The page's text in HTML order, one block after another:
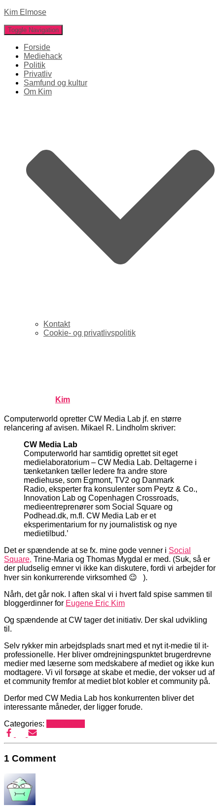
Kim Elmose
Toggle Navigation
Forside
Mediehack
Politik
Privatliv
Samfund og kultur
Om Kim
Kontakt
Cookie- og privatlivspolitik
Kim
Computerworld opretter CW Media Lab jf. en større
relancering af avisen. Mikael R. Lindholm skriver:
CW Media Lab
Computerworld har samtidig oprettet sit eget
medielaboratorium – CW Media Lab. Deltagerne i
tænketanken tæller ledere fra andre store
mediehuse, som Egmont, TV2 og Danmark
Radio, eksperter fra konsulenter som Peytz & Co.,
Innovation Lab og Copenhagen Crossroads,
medieentreprenører som Social Square og
Podhead.dk, m.fl. CW Media Lab er et
eksperimentarium for ny journalistisk og nye
medietilbud.’
Det er spændende at se fx. mine gode venner i Social
Square, Trine-Maria og Thomas Mygdal er med. (Suk, så er
der pludselig emner vi ikke kan diskutere, fordi vi arbejder for
hver sin konkurrerende virksomhed 😉 ).
Nårh, det går nok. I aften skal vi i hvert fald spise sammen til
bloggerdinner for Eugene Eric Kim
Og spændende at CW tager det initiativ. Der skal udvikling
til.
Selv rykker min arbejdsplads snart med et nyt it-medie til it-
professionelle. Her bliver omdrejningspunktet brugerdrevne
medier med læserne som medskabere af mediet og ikke kun
modtagere. Vi vil forsøge at skabe et medie, der vokser ud af
et community fremfor at mediet blot kobler et community på.
Derfor med CW Media Lab hos konkurrenten bliver det
interessante måneder, der ligger forude.
Categories:
1 Comment